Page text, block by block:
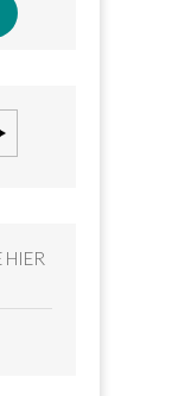
HIER